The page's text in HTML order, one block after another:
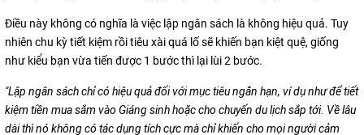
Điều này không có nghĩa là việc lập ngân sách là không hiệu quả. Tuy
nhiên chu kỳ tiết kiệm rồi tiêu xài quá lố sẽ khiến bạn kiệt quệ, giống
như kiểu bạn vừa tiến được 1 bước thì lại lùi 2 bước.
"Lập ngân sách chỉ có hiệu quả đối với mục tiêu ngắn hạn, ví dụ như để tiết
kiệm tiền mua sắm vào Giáng sinh hoặc cho chuyến du lịch sắp tới. Về lâu
dài thì nó không có tác dụng tích cực mà chỉ khiến cho mọi người cảm